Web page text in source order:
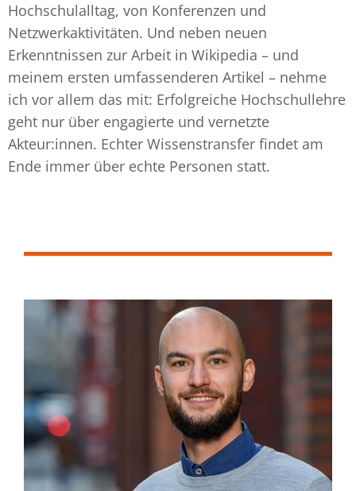
Hochschulalltag, von Konferenzen und
Netzwerkaktivitäten. Und neben neuen
Erkenntnissen zur Arbeit in Wikipedia – und
meinem ersten umfassenderen Artikel – nehme
ich vor allem das mit: Erfolgreiche Hochschullehre
geht nur über engagierte und vernetzte
Akteur:innen. Echter Wissenstransfer findet am
Ende immer über echte Personen statt.